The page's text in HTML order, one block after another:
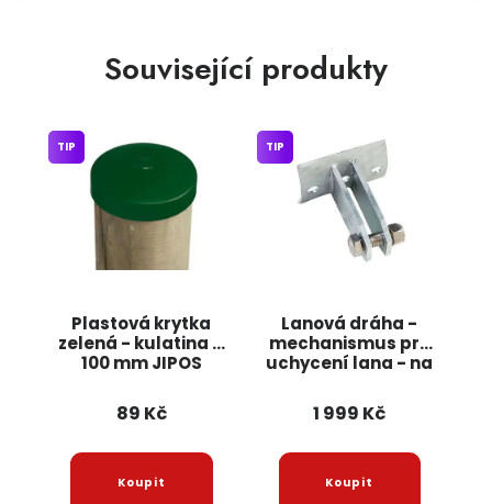
Související produkty
Plastová krytka
zelená - kulatina O
100 mm JIPOS
TIP
89 Kč
Lanová dráha -
mechanismus pro
uchycení lana - na
TIP
1 999 Kč